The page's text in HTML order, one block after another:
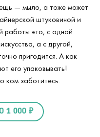
— мыло, а тоже может
штуковиной и
это, с одной
а с другой,
пригодится. А как
его упаковывать!
ком заботитесь.
1 000 ₽